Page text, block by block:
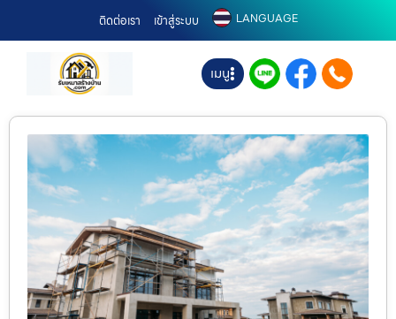
ติดต่อเรา เข้าสู่ระบบ LANGUAGE
เมนู